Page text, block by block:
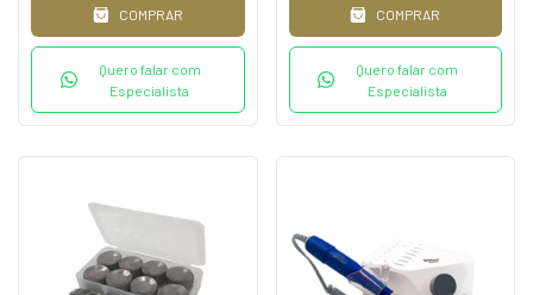
COMPRAR
Quero falar com
Especialista
COMPRAR
Quero falar com
Especialista